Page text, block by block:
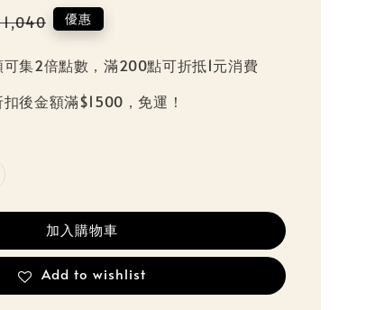
1,040 優惠
集2倍點數，滿200點可折抵1元消費
後金額滿$1500，免運！
加入購物車
Add to wishlist